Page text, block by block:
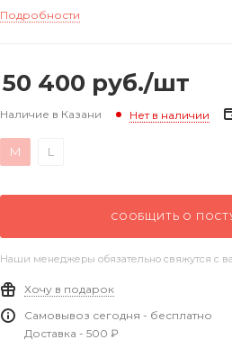
Подробности
50 400 руб./шт
Наличие в Казани Нет в наличии
M L
СООБЩИТЬ О
Наши менеджеры обязательно свяжутся с
Хочу в подарок
Самовывоз сегодня - бесплатно
Доставка - 500 ₽